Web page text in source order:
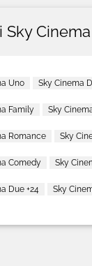
Sky Cinema
Uno Sky Cinema
Family Sky
Romance Sky
Comedy Sky
Due +24 Sky